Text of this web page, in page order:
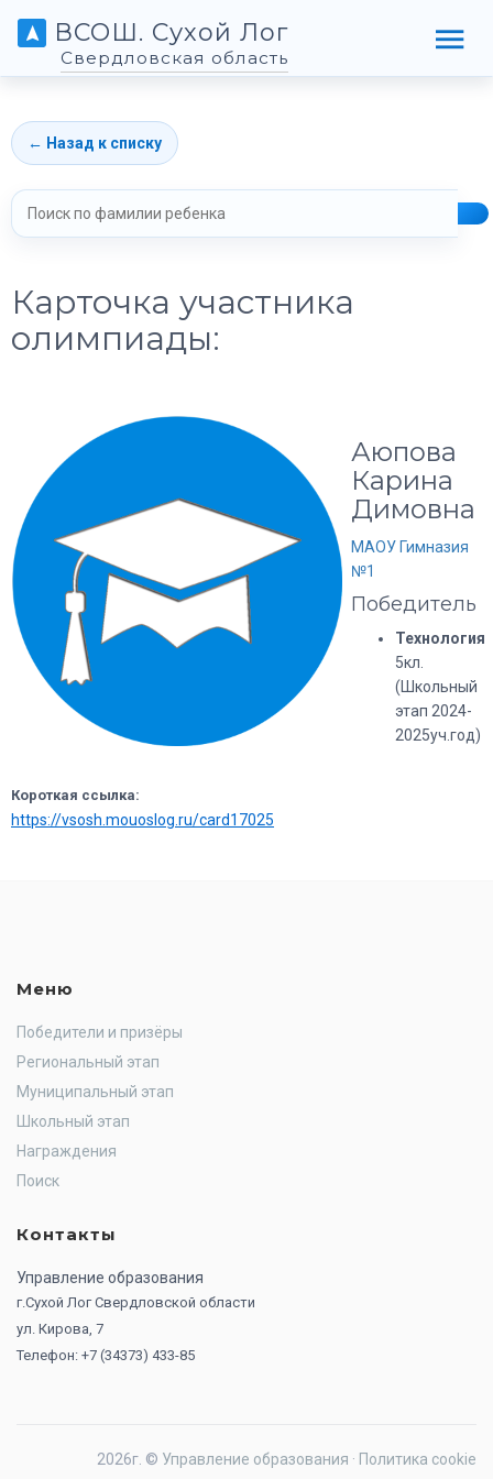
ВСОШ. Сухой Лог
Свердловская область
← Назад к списку
Карточка участника
олимпиады:
Аюпова
Карина
Димовна
МАОУ Гимназия
№1
Победитель
Технология
5кл.
(Школьный
этап 2024-
2025уч.год)
Короткая ссылка:
https://vsosh.mouoslog.ru/card17025
Меню
Победители и призёры
Региональный этап
Муниципальный этап
Школьный этап
Награждения
Поиск
Контакты
Управление образования
г.Сухой Лог Свердловской области
ул. Кирова, 7
Телефон: +7 (34373) 433-85
2026г. © Управление образования · Политика cookie